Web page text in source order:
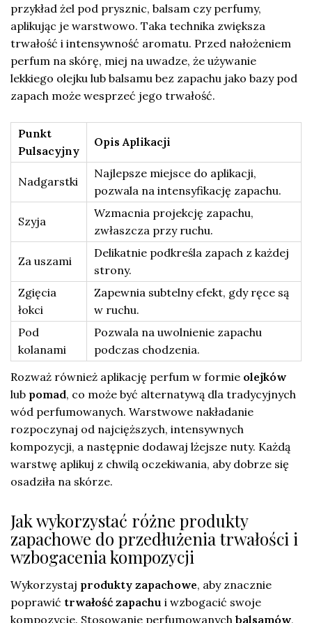
przykład żel pod prysznic, balsam czy perfumy,
aplikując je warstwowo. Taka technika zwiększa
trwałość i intensywność aromatu. Przed nałożeniem
perfum na skórę, miej na uwadze, że używanie
lekkiego olejku lub balsamu bez zapachu jako bazy pod
zapach może wesprzeć jego trwałość.
Punkt
Pulsacyjny
Opis Aplikacji
Nadgarstki
Najlepsze miejsce do aplikacji,
pozwala na intensyfikację zapachu.
Szyja
Wzmacnia projekcję zapachu,
zwłaszcza przy ruchu.
Za uszami
Delikatnie podkreśla zapach z każdej
strony.
Zgięcia
łokci
Zapewnia subtelny efekt, gdy ręce są
w ruchu.
Pod
kolanami
Pozwala na uwolnienie zapachu
podczas chodzenia.
Rozważ również aplikację perfum w formie olejków
lub pomad, co może być alternatywą dla tradycyjnych
wód perfumowanych. Warstwowe nakładanie
rozpoczynaj od najcięższych, intensywnych
kompozycji, a następnie dodawaj lżejsze nuty. Każdą
warstwę aplikuj z chwilą oczekiwania, aby dobrze się
osadziła na skórze.
Jak wykorzystać różne produkty
zapachowe do przedłużenia trwałości i
wzbogacenia kompozycji
Wykorzystaj produkty zapachowe, aby znacznie
poprawić trwałość zapachu i wzbogacić swoje
kompozycje. Stosowanie perfumowanych balsamów,